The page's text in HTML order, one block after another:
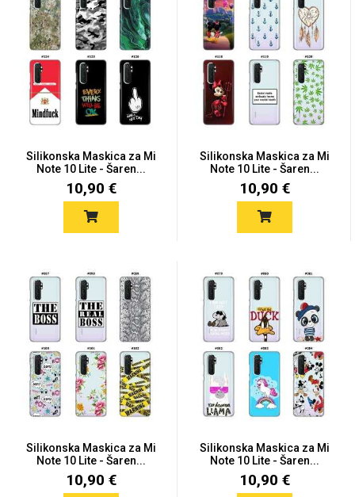
Silikonska Maskica za Mi
Note 10 Lite - Šaren...
10,90 €
Silikonska Maskica za Mi
Note 10 Lite - Šaren...
10,90 €
Silikonska Maskica za Mi
Note 10 Lite - Šaren...
10,90 €
Silikonska Maskica za Mi
Note 10 Lite - Šaren...
10,90 €